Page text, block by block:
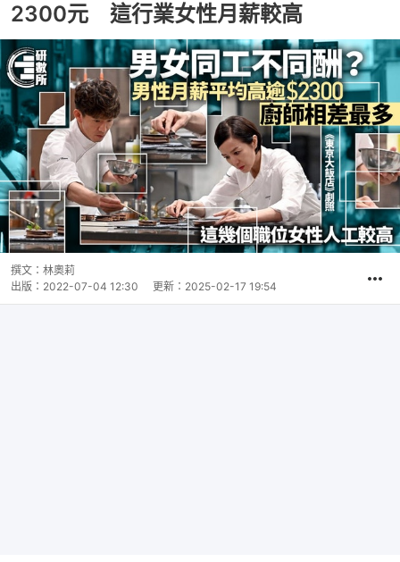
2300元 這行業女性月薪較高
撰文： 林奧莉
出版： 2022-07-04 12:30 更新： 2025-02-17 19:54